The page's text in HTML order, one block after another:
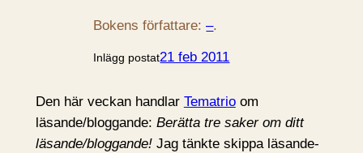
Bokens författare:–.
Inlägg postat21 feb 2011
Den här veckan handlar Tematrioom
läsande/bloggande: Berätta tre saker om ditt
läsande/bloggande! Jag tänkte skippa läsande-